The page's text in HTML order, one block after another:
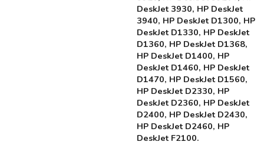
DeskJet 3930, HP DeskJet
3940, HP DeskJet D1300, HP
DeskJet D1330, HP DeskJet
D1360, HP DeskJet D1368,
HP DeskJet D1400, HP
DeskJet D1460, HP DeskJet
D1470, HP DeskJet D1560,
HP DeskJet D2330, HP
DeskJet D2360, HP DeskJet
D2400, HP DeskJet D2430,
HP DeskJet D2460, HP
DeskJet F2100.